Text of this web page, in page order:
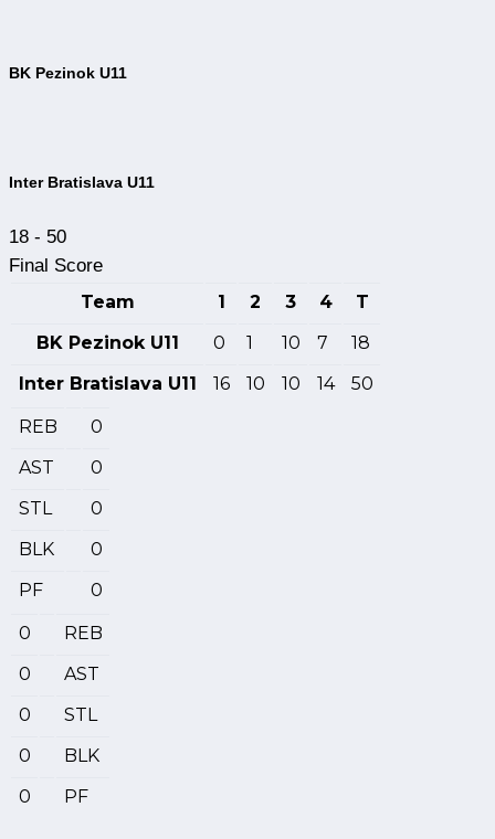
BK Pezinok U11
Inter Bratislava U11
18 - 50
Final Score
Team
1 2 3 4
T
BK Pezinok U11
0 1 10 7
18
Inter Bratislava U11
16 10 10 14 50
REB
0
AST
0
STL
0
BLK
0
PF
0
0
REB
0
AST
0
STL
0
BLK
0
PF